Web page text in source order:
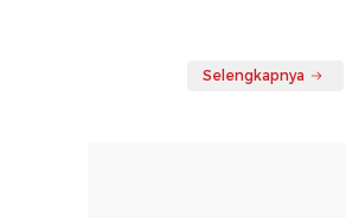
Selengkapnya